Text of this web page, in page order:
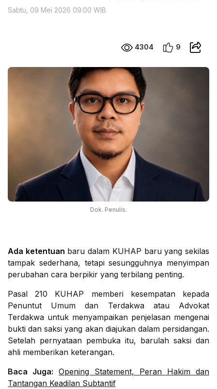
Sabtu, 09 Mei 2026 09:00 WIB
4304 9
Dok. Penulis.
Ada ketentuan baru dalam KUHAP baru yang sekilas
tampak sederhana, tetapi sesungguhnya menyimpan
perubahan cara berpikir yang terbilang penting.
Pasal 210 KUHAP memberi kesempatan kepada
Penuntut Umum dan Terdakwa atau Advokat
Terdakwa untuk menyampaikan penjelasan mengenai
bukti dan saksi yang akan diajukan dalam persidangan.
Setelah pernyataan pembuka itu, barulah saksi dan
ahli memberikan keterangan.
Baca Juga: Opening Statement, Peran Hakim dan
Tantangan Keadilan Subtantif